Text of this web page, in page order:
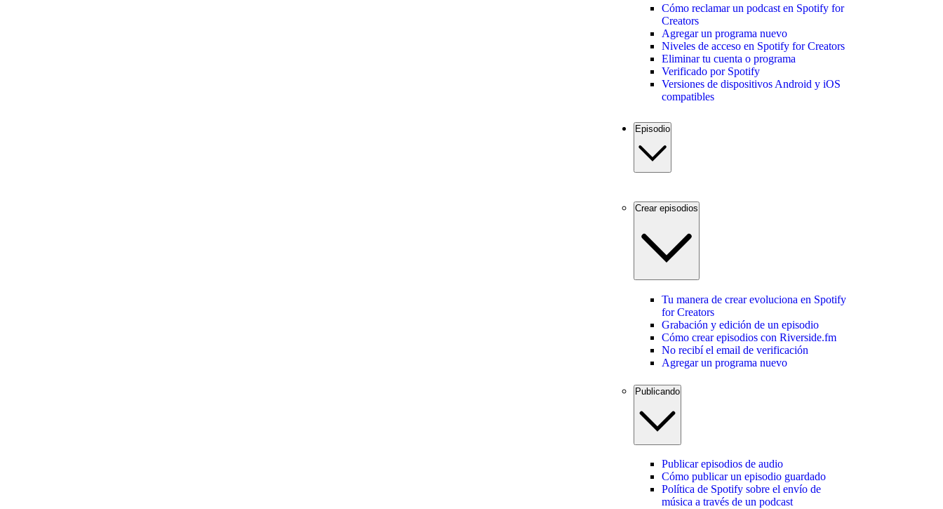
Cómo reclamar un podcast en Spotify for
Creators
Agregar un programa nuevo
Niveles de acceso en Spotify for Creators
Eliminar tu cuenta o programa
Verificado por Spotify
Versiones de dispositivos Android y iOS
compatibles
Episodio
Crear episodios
Tu manera de crear evoluciona en Spotify
for Creators
Grabación y edición de un episodio
Cómo crear episodios con Riverside.fm
No recibí el email de verificación
Agregar un programa nuevo
Publicando
Publicar episodios de audio
Cómo publicar un episodio guardado
Política de Spotify sobre el envío de
música a través de un podcast